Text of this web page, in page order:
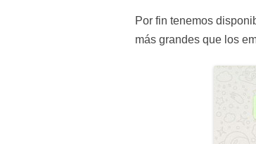
Por fin tenemos
más grandes que los